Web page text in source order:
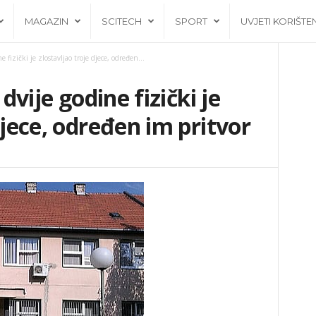
MAGAZIN SCITECH SPORT UVJETI
fizički je zlostavljao troje djece, određen...
godine fizički je
određen im pritvor